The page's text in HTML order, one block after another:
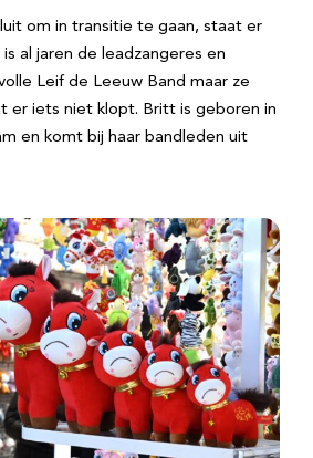
om in transitie te gaan, staat er
al jaren de leadzangeres en
Leif de Leeuw Band maar ze
er iets niet klopt. Britt is geboren in
en komt bij haar bandleden uit